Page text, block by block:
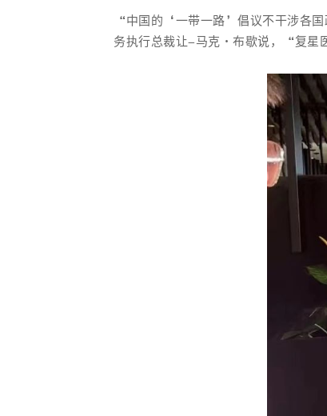
“中国的‘一带一路’倡议不干涉各国
务执行总裁让-马克·布歇说，“复星